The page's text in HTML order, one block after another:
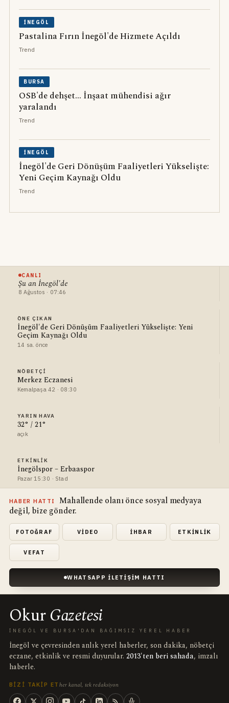
İNEGÖL
Pastalina Fırın İnegöl'de Hizmete Açıldı
Trend
BURSA
OSB'de dehşet... İnşaat mühendisi ağır
yaralandı
Trend
İNEGÖL
İnegöl'de Geri Dönüşüm Faaliyetleri Yükselişte:
Yeni Geçim Kaynağı Oldu
Trend
CANLI
Şu an İnegöl'de
8 Ağustos · 07:46
ÖNE ÇIKAN
İnegöl'de Geri Dönüşüm Faaliyetleri Yükselişte: Yeni
Geçim Kaynağı Oldu
14 sa. önce
NÖBETÇI
Merkez Eczanesi
Kemalpaşa 42 · 08:30
YARIN HAVA
32° / 21°
açık
ETKINLIK
İnegölspor – Erbaaspor
Pazar 15:30 · Stad
HABER HATTI
Mahallende olanı önce sosyal medyaya
değil, bize gönder.
FOTOĞRAF VIDEO İHBAR ETKINLIK
VEFAT
WHATSAPP İLETIŞIM HATTI
OkurGazetesi
İNEGÖL VE BURSA'DAN BAĞIMSIZ YEREL HABER
İnegöl ve çevresinden anlık yerel haberler, son dakika, nöbetçi
eczane, etkinlik ve resmi duyurular. 2013'ten beri sahada, imzalı
haberle.
BIZI TAKIP ET her kanal, tek redaksiyon